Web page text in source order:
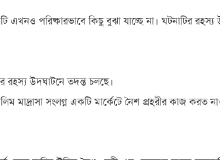
এখনও পরিষ্কারভাবে কিছু বুঝা যাচ্ছে না। ঘটনাটির
রহস্য উদঘাটনে তদন্ত চলছে।
মাদ্রাসা সংলগ্ন একটি মার্কেটে নৈশ প্রহরীর কাজ করত